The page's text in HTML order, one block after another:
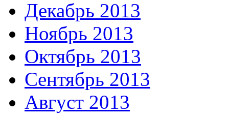
Декабрь 2013
Ноябрь 2013
Октябрь 2013
Сентябрь 2013
Август 2013